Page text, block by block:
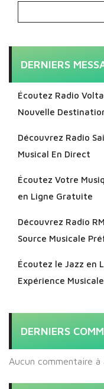
DERNIERS
Écoutez Radio
Nouvelle
Découvrez Radio
Musical En Direct
Écoutez Votre
en Ligne Gratuite
Découvrez Radio
Source Musicale
Écoutez le Jazz en
Expérience
DERNIERS
Aucun commentaire à